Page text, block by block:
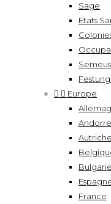
Sage
Etats
  Europe
Andorre
Autriche
Bulgarie
France